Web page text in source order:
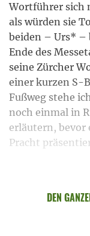
Wortführer sich
als würden sie
beiden – Urs* –
Ende des
seine Zürcher
einer kurzen S-
Fußweg stehe
noch einmal in
erläutern, bevor
Pracht
DEN